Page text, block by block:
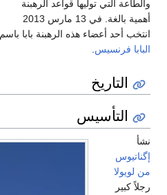
والطاعة التي توليها قواعد الرهبنة
أهمية بالغة. في 13 مارس 2013
انتخب أحد أعضاء هذه الرهبنة بابا باسم
البابا فرنسيس
التاريخ
التأسيس
نشأ
إگناتيوس
من لويولا
رجلاً كبير